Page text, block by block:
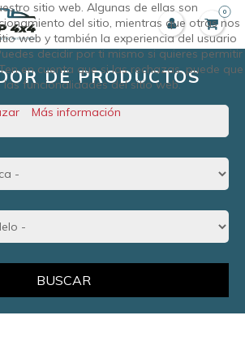
0
DE PRODUCTOS
BUSCAR
sitio web. Algunas de ellas son
del sitio, mientras que otras nos
web y también la experiencia del usuario
decidir por ti mismo si quieres permitir
en cuenta que si las rechazas, puede que
funcionalidades del sitio web.
Más información